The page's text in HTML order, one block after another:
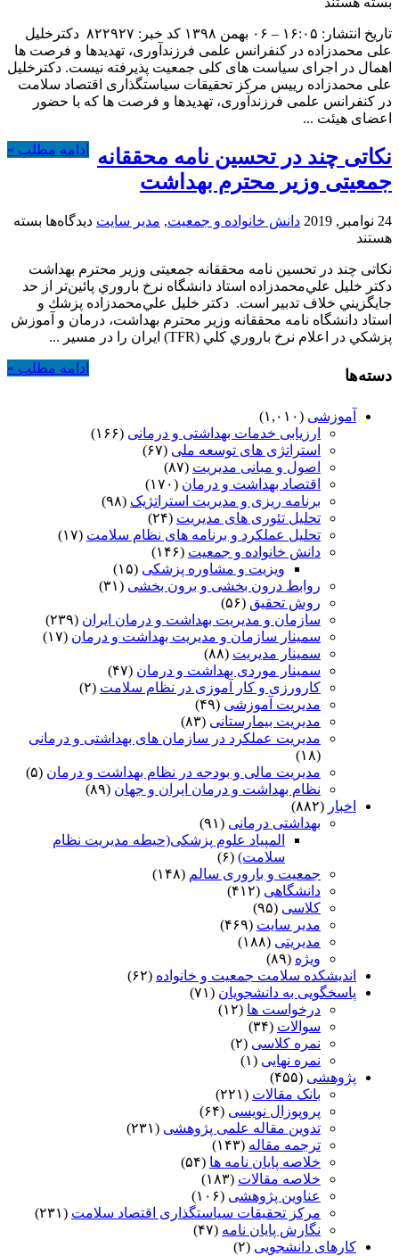
تاریخ انتشار: ۱۶:۰۵ – ۰۶ بهمن ۱۳۹۸ کد خبر: ۸۲۲۹۲۷ دکترخلیل
علی محمدزاده در کنفرانس علمی فرزندآوری، تهدیدها و فرصت ها
اهمال در اجرای سیاست های کلی جمعیت پذیرفته نیست. دکترخلیل
علی محمدزاده رییس مرکز تحقیقات سیاستگذاری اقتصاد سلامت
در کنفرانس علمی فرزندآوری، تهدیدها و فرصت ها که با حضور
اعضای هیئت ...
ادامه مطلب »
نکاتی چند در تحسین نامه محققانه
جمعیتی وزير محترم بهداشت
24 نوامبر, 2019 دانش خانواده و جمعیت, مدیر سایت دیدگاه‌ها برای
در
تحسین
نامه
محترم
بسته
هستند
نکاتی چند در تحسین نامه محققانه جمعیتی وزير محترم بهداشت
دكتر خليل علي‌محمدزاده استاد دانشگاه نرخ باروري پائين‌تر از حد
جايگزيني خلاف تدبير است. دكتر خليل علي‌محمدزاده پزشك و
استاد دانشگاه نامه محققانه وزير محترم بهداشت، درمان و آموزش
پزشكي در اعلام نرخ باروري كلي (TFR) ايران را در مسير ...
ادامه مطلب » دسته‌ها
آموزشی (۱,۰۱۰)
ارزیابی خدمات بهداشتی و درمانی (۱۶۶)
استراتژی های توسعه ملی (۶۷)
اصول و مبانی مدیریت (۸۷)
اقتصاد بهداشت و درمان (۱۷۰)
برنامه ریزی و مدیریت استراتژیک (۹۸)
تحلیل تئوری های مدیریت (۲۴)
تحلیل عملکرد و برنامه های نظام سلامت (۱۷)
دانش خانواده و جمعیت (۱۴۶)
ویزیت و مشاوره پزشکی (۱۵)
روابط درون بخشی و برون بخشی (۳۱)
روش تحقیق (۵۶)
سازمان و مدیریت بهداشت و درمان ایران (۲۳۹)
سمینار سازمان و مدیریت بهداشت و درمان (۱۷)
سمینار مدیریت (۸۸)
سمینار موردی بهداشت و درمان (۴۷)
کارورزی و کار آموزی در نظام سلامت (۲)
مدیریت آموزشی (۴۹)
مدیریت بیمارستانی (۸۳)
مدیریت عملکرد در سازمان های بهداشتی و درمانی
(۱۸)
مدیریت مالی و بودجه در نظام بهداشت و درمان (۵)
نظام بهداشت و درمان ایران و جهان (۸۹)
اخبار (۸۸۲)
بهداشتی درمانی (۹۱)
المپیاد علوم پزشکی(حیطه مدیریت نظام
سلامت) (۶)
جمعیت و باروری سالم (۱۴۸)
دانشگاهی (۴۱۲)
کلاسی (۹۵)
مدیر سایت (۴۶۹)
مدیریتی (۱۸۸)
ویژه (۸۹)
اندیشکده سلامت جمعیت و خانواده (۶۲)
پاسخگویی به دانشجویان (۷۱)
درخواست ها (۱۲)
سوالات (۳۴)
نمره کلاسی (۲)
نمره نهایی (۱)
پژوهشی (۴۵۵)
بانک مقالات (۲۲۱)
پروپوزال نویسی (۶۴)
تدوین مقاله علمی پژوهشی (۲۳۱)
ترجمه مقاله (۱۴۳)
خلاصه پایان نامه ها (۵۴)
خلاصه مقالات (۱۸۳)
عناوین پژوهشی (۱۰۶)
مرکز تحقیقات سیاستگذاری اقتصاد سلامت (۲۳۱)
نگارش پایان نامه (۴۷)
کارهای دانشجویی (۲)